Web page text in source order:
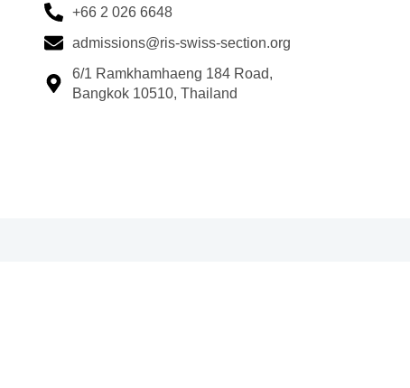
+66 2 026 6648
admissions@ris-swiss-section.org
6/1 Ramkhamhaeng 184 Road,
Bangkok 10510, Thailand